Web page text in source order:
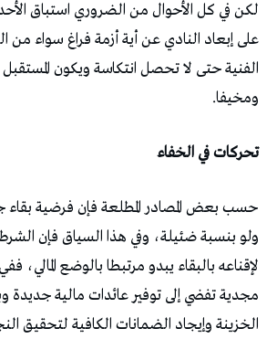
لكن في كل الأحوال من الضروري استباق
على إبعاد النادي عن أية أزمة فراغ سواء من
الفنية حتى لا تحصل انتكاسة ويكون
ومخيفا.
تحركات في الخفاء
حسب بعض المصادر المطلعة فإن فرضية بقاء
ولو بنسبة ضئيلة، وفي هذا السياق فإن الشرط
لإقناعه بالبقاء يبدو مرتبطا بالوضع المالي،
مجدية تفضي إلى توفير عائدات مالية جديدة
الخزينة وإيجاد الضمانات الكافية لتحقيق